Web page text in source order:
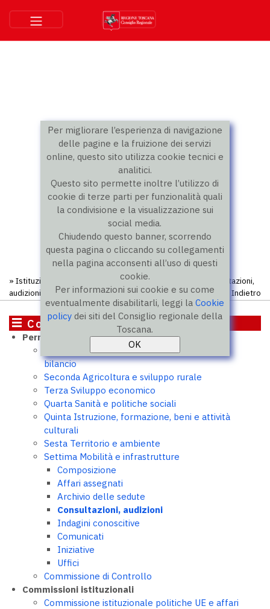
Per migliorare l’esperienza di navigazione
delle pagine e la fruizione dei servizi
online, questo sito utilizza cookie tecnici e
analitici.
Questo sito permette inoltre l’utilizzo di
cookie di terze parti per funzionalità quali
la condivisione e la visualizzazione sui
social media.
Chiudendo questo banner, scorrendo
questa pagina o cliccando su collegamenti
nella pagina acconsenti all’uso di questi
cookie.
Per informazioni sui cookie e su come
eventualmente disabilitarli, leggi laCookie
policy dei siti del Consiglio regionale della
Toscana.
» Istituzione Settima commissione
» Consultazioni,
audizioni
Indietro
Commissioni
Permanenti
Prima Affari istituzionali, programmazione e
bilancio
Seconda Agricoltura e sviluppo rurale
Terza Sviluppo economico
Quarta Sanità e politiche sociali
Quinta Istruzione, formazione, beni e attività
culturali
Sesta Territorio e ambiente
Settima Mobilità e infrastrutture
Composizione
Affari assegnati
Archivio delle sedute
Consultazioni, audizioni
Indagini conoscitive
Comunicati
Iniziative
Uffici
Commissione di Controllo
Commissioni istituzionali
Commissione istituzionale politiche UE e affari